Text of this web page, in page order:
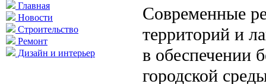
Главная
Новости
Строительство
Ремонт
Дизайн и интерьер
Современные
территорий и
в обеспечении
городской